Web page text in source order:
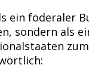
ein föderaler
sondern als